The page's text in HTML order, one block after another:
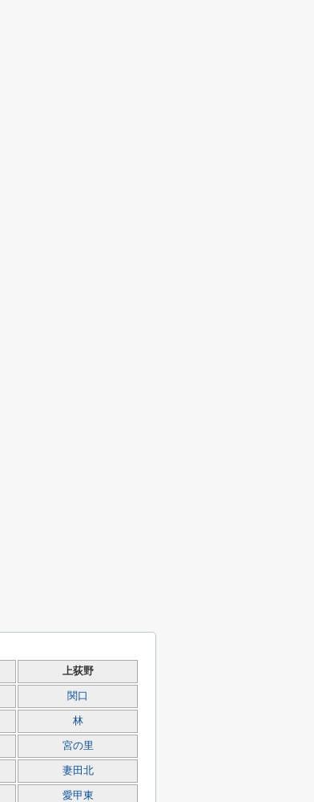
上荻野
関口
林
宮の里
妻田北
愛甲東